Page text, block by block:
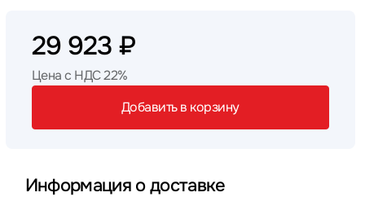
29 923 ₽
Цена с НДС 22%
Добавить в корзину
Информация о доставке